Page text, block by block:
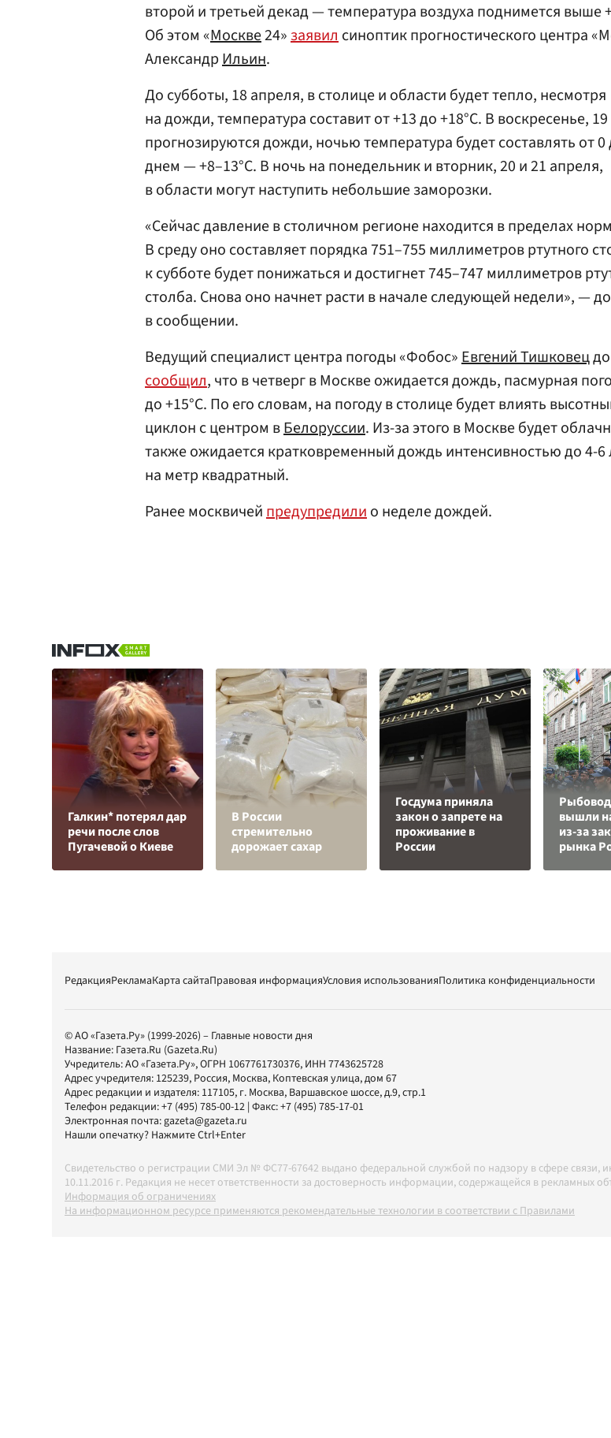
второй и третьей декад — температура воздуха поднимется выше
Об этом «Москве24»заявилсиноптик прогностического центра
АлександрИльин.
До субботы, 18 апреля, в столице и области будет тепло, несмотря
на дожди, температура составит от +13 до +18°C. В воскресенье,
прогнозируются дожди, ночью температура будет составлять от 0
днем — +8–13°C. В ночь на понедельник и вторник, 20 и 21 апреля,
в области могут наступить небольшие заморозки.
«Сейчас давление в столичном регионе находится в пределах
В среду оно составляет порядка 751–755 миллиметров ртутного
к субботе будет понижаться и достигнет 745–747 миллиметров
столба. Снова оно начнет расти в начале следующей недели», —
в сообщении.
Ведущий специалист центра погоды «Фобос»Евгений Тишковец
сообщил, что в четверг в Москве ожидается дождь, пасмурная
до +15°C. По его словам, на погоду в столице будет влиять
циклон с центром вБелоруссии. Из-за этого в Москве будет
также ожидается кратковременный дождь интенсивностью до 4-6
на метр квадратный.
Ранее москвичейпредупредилио неделе дождей.
Галкин* потерял дар
речи после слов
Пугачевой о Киеве
В России
стремительно
дорожает сахар
Госдума приняла
закон о запрете на
проживание в
России
вышли
из-за
рынка
РедакцияРекламаКарта сайтаПравовая информацияУсловия использованияПолитика конфиденциальности
© АО «Газета.Ру» (1999-2026) – Главные новости дня
Название: Газета.Ru (Gazeta.Ru)
Учредитель:АО «Газета.Ру», ОГРН 1067761730376, ИНН 7743625728
Адрес учредителя: 125239, Россия, Москва, Коптевская улица, дом 67
Адрес редакции и издателя: 117105, г. Москва, Варшавское шоссе, д.9, стр.1
Телефон редакции:+7 (495) 785-00-12 | Факс:+7 (495) 785-17-01
Электронная почта:gazeta@gazeta.ru
Нашли опечатку? Нажмите Ctrl+Enter
Свидетельство о регистрации СМИ Эл № ФС77-67642 выдано федеральной службой по надзору в сфере
10.11.2016 г. Редакция не несет ответственности за достоверность информации, содержащейся в рекламных
Информация об ограничениях
На информационном ресурсе применяются рекомендательные технологии в соответствии с Правилами